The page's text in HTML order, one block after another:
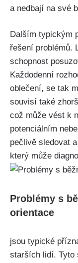
a nedbají na své
Dalším typickým
řešení problémů.
schopnost
Každodenní
oblečení, se tak
souvisí také
což může vést k
potenciálním
pečlivě sledovat
který může
Problémy s
orientace
jsou typické
starších lidí. Tyto